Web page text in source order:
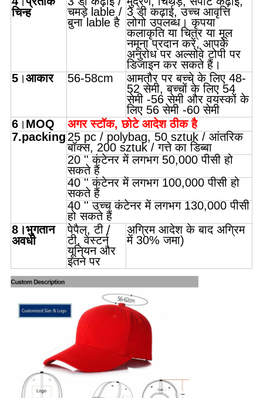
चिन्ह
चमड़े lable /
बुना lable है
3 डी कढ़ाई, उच्च आवृत्ति
लोगो उपलब्ध। कृपया
कलाकृति या चित्र या मूल
नमूना प्रदान करें, आपके
अनुरोध पर अल्सोवे टोपी पर
डिजाइन कर सकते हैं।
5।आकार 56-58cm
आमतौर पर बच्चे के लिए 48-
52 सेमी, बच्चों के लिए 54
सेमी -56 सेमी और वयस्कों के
लिए 56 सेमी -60 सेमी
6। MOQ
अगर स्टॉक, छोटे आदेश ठीक है
7.packing 25 pc / polybag, 50 sztuk / आंतरिक
बॉक्स, 200 sztuk / गत्ते का डिब्बा
20 '' कंटेनर में लगभग 50,000 पीसी हो
सकते हैं
40 '' कंटेनर में लगभग 100,000 पीसी हो
सकते हैं
40 '' उच्च कंटेनर में लगभग 130,000 पीसी
हो सकते हैं
8।भुगतान
अवधी
पेपैल, टी /
टी, वेस्टर्न
यूनियन और
इतने पर
अग्रिम आदेश के बाद अग्रिम
में 30% जमा)